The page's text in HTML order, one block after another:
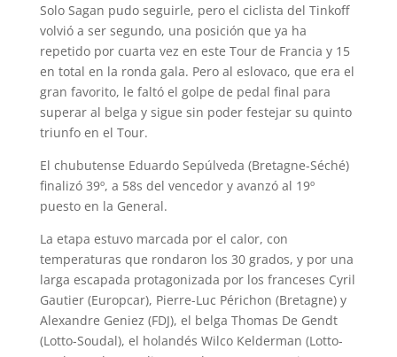
Solo Sagan pudo seguirle, pero el ciclista del Tinkoff
volvió a ser segundo, una posición que ya ha
repetido por cuarta vez en este Tour de Francia y 15
en total en la ronda gala. Pero al eslovaco, que era el
gran favorito, le faltó el golpe de pedal final para
superar al belga y sigue sin poder festejar su quinto
triunfo en el Tour.
El chubutense Eduardo Sepúlveda (Bretagne-Séché)
finalizó 39º, a 58s del vencedor y avanzó al 19º
puesto en la General.
La etapa estuvo marcada por el calor, con
temperaturas que rondaron los 30 grados, y por una
larga escapada protagonizada por los franceses Cyril
Gautier (Europcar), Pierre-Luc Périchon (Bretagne) y
Alexandre Geniez (FDJ), el belga Thomas De Gendt
(Lotto-Soudal), el holandés Wilco Kelderman (Lotto-